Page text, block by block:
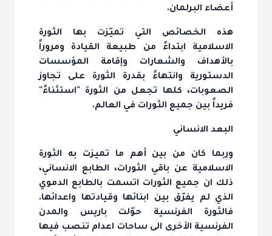
أعضاء البرلمان.
هذه الخصائص التي تميّزت بها الثورة
الاسلامية ابتداءً من طبيعة القيادة ومروراً
بالأهداف والشعارات وإقامة المؤسسات
الدستورية وانتهاءً بقدرة الثورة على تجاوز
الصعوبات، كلها تجعل من الثورة "استثناءً"
فريداً بين جميع الثورات في العالم.
البعد الانساني‏
وربما كان من بين أهم ما تميزت به الثورة
الاسلامية عن باقي الثورات، الطابع الانساني،
ذلك ان جميع الثورات اتسمت بالطابع الدموي
الذي لم يفرّق بين ابنائها وقيادتها واعدائها.
فالثورة الفرنسية حوّلت باريس والمدن
الفرنسية الأخرى الى ساحات اعدام تنصب فيها